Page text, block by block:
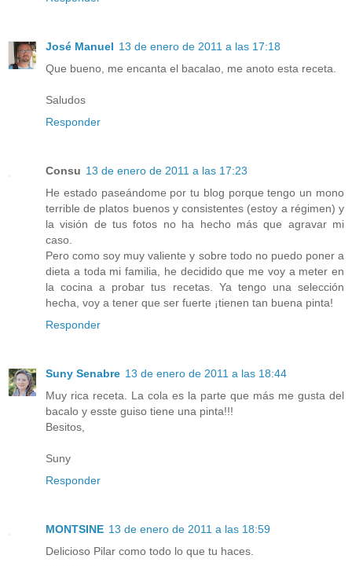
José Manuel 13 de enero de 2011 a las 17:18
Que bueno, me encanta el bacalao, me anoto esta receta.
Saludos
Responder
Consu 13 de enero de 2011 a las 17:23
He estado paseándome por tu blog porque tengo un mono
terrible de platos buenos y consistentes (estoy a régimen) y
la visión de tus fotos no ha hecho más que agravar mi
caso.
Pero como soy muy valiente y sobre todo no puedo poner a
dieta a toda mi familia, he decidido que me voy a meter en
la cocina a probar tus recetas. Ya tengo una selección
hecha, voy a tener que ser fuerte ¡tienen tan buena pinta!
Responder
Suny Senabre 13 de enero de 2011 a las 18:44
Muy rica receta. La cola es la parte que más me gusta del
bacalo y esste guiso tiene una pinta!!!
Besitos,
Suny
Responder
MONTSINE 13 de enero de 2011 a las 18:59
Delicioso Pilar como todo lo que tu haces.